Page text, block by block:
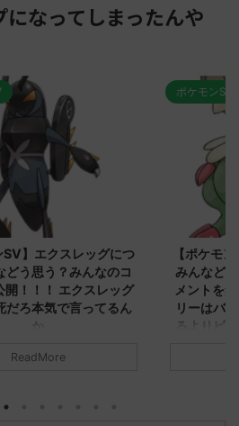
なってしまったんや
SV】エクスレッグにつ
どう思う？みんなのコ
開！！！ エクスレッグ
だろ本気で言ってるん
か
初めの記事 元のス
ReadMore
ポケモンSV
【ポケモ
みんなど
メントを
リーはバ
るよりビ